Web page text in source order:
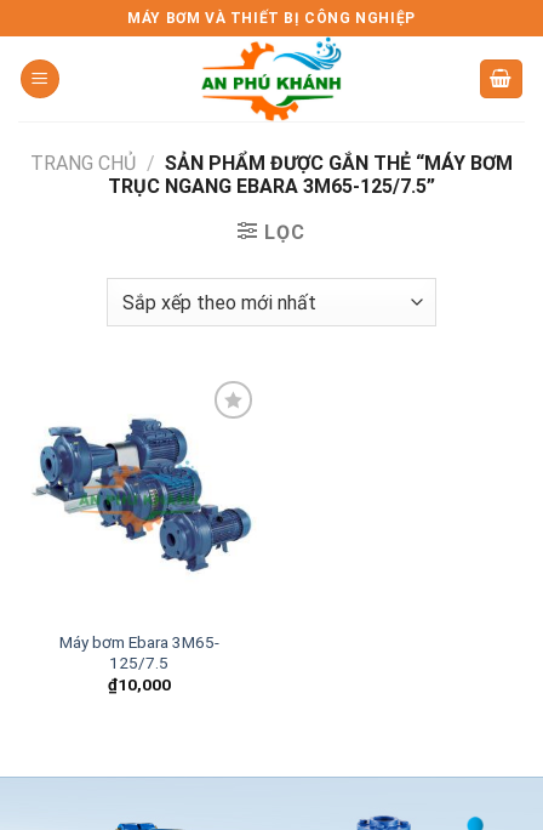
to
content
MÁY BƠM VÀ THIẾT BỊ CÔNG NGHIỆP
TRANG CHỦ / SẢN PHẨM ĐƯỢC GẮN THẺ “MÁY BƠM
TRỤC NGANG EBARA 3M65-125/7.5”
LỌC
Add to
wishlist
Máy bơm Ebara 3M65-
125/7.5
₫10,000